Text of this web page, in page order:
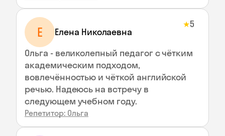
Е Елена Николаевна
★5
Ольга - великолепный педагог с чётким
академическим подходом,
вовлечённостью и чёткой английской
речью. Надеюсь на встречу в
следующем учебном году.
Репетитор: Ольга